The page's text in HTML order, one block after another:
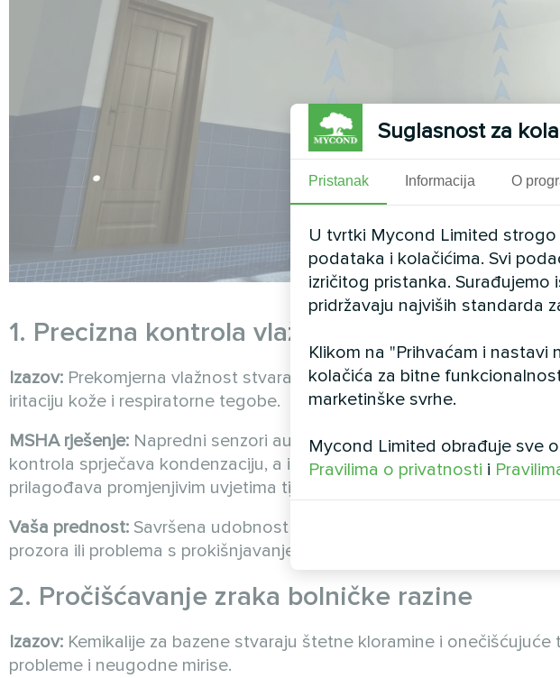
1. Precizna kontrola vlažnosti (raspon 50-65%)
Izazov: Prekomjerna vlažnost stvara kondenzaciju, rast plijesni i
iritaciju kože i respiratorne tegobe.
MSHA rješenje: Napredni senzori automatski održavaju optimalni
kontrola sprječava kondenzaciju, a istovremeno osigurava udobnost
prilagođava promjenjivim uvjetima tijekom dana.
Vaša prednost: Savršena udobnost tijekom cijele godine bez
prozora ili problema s prokišnjavanjem stropova.
2. Pročišćavanje zraka bolničke razine
Izazov: Kemikalije za bazene stvaraju štetne kloramine i
probleme i neugodne mirise.
Suglasnost za
Pristanak Informacija O
U tvrtki Mycond Limited
podataka i kolačićima. Svi
izričitog pristanka.
pridržavaju najviših standarda
Klikom na "Prihvaćam i
kolačića za bitne
marketinške svrhe.
Mycond Limited obrađuje sve
Pravilima o privatnosti i